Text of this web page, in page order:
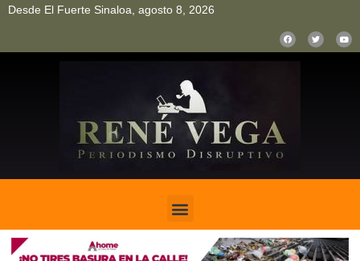
Desde El Fuerte Sinaloa, agosto 8, 2026